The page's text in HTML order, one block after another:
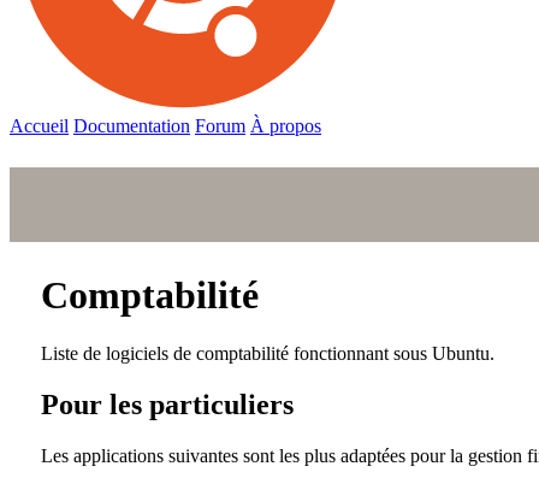
Accueil Documentation Forum À propos
Comptabilité
Liste de logiciels de comptabilité fonctionnant sous Ubuntu.
Pour les particuliers
Les applications suivantes sont les plus adaptées pour la gestion